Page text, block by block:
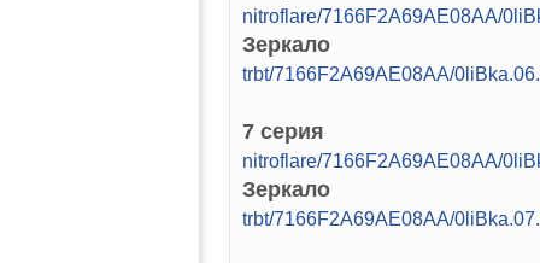
nitroflare/7166F2A69AE08AA/
Зеркало
trbt/7166F2A69AE08AA/
7 серия
nitroflare/7166F2A69AE08AA/
Зеркало
trbt/7166F2A69AE08AA/